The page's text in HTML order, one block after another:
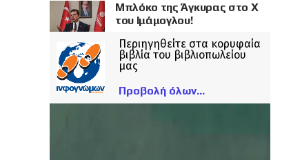
Μπλόκο της Άγκυρας στο X
του Ιμάμογλου!
Περιηγηθείτε στα κορυφαία
βιβλία του βιβλιοπωλείου
μας
Προβολή όλων